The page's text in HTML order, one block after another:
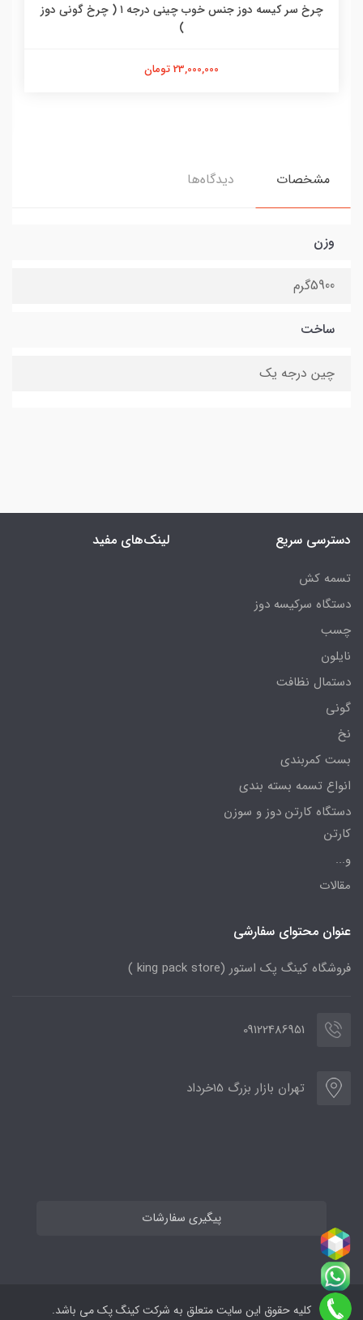
چرخ سر کیسه دوز جنس خوب چینی درجه ۱ ( چرخ گونی دوز
)
23,000,000 تومان
مشخصات دیدگاه‌ها
وزن
5900گرم
ساخت
چین درجه یک
دسترسی سریع
تسمه کش
دستگاه سرکیسه دوز
چسب
نایلون
دستمال نظافت
گونی
نخ
بست کمربندی
انواع تسمه بسته بندی
دستگاه کارتن دوز و سوزن
کارتن
و...
مقالات
لینک‌های مفید
عنوان محتوای سفارشی
فروشگاه کینگ پک استور (king pack store )
09122486951
تهران بازار بزرگ 15خرداد
پیگیری سفارشات
کلیه حقوق این سایت متعلق به شرکت کینگ پک می باشد.